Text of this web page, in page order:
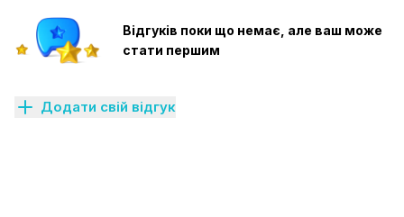
Відгуків поки що немає, але ваш може
стати першим
Додати свій відгук